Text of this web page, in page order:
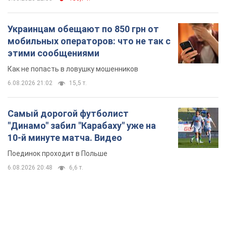
Украинцам обещают по 850 грн от
мобильных операторов: что не так с
этими сообщениями
Как не попасть в ловушку мошенников
6.08.2026 21:02 15,5 т.
Самый дорогой футболист
"Динамо" забил "Карабаху" уже на
10-й минуте матча. Видео
Поединок проходит в Польше
6.08.2026 20:48 6,6 т.